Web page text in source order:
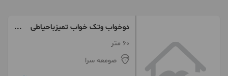
دوخواب وتک خواب تمیزباحیاطی
باصفا60 متر
صومعه سرا